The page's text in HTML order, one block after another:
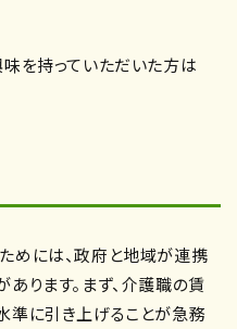
味を持っていただいた方は
めには、政府と地域が連携
ります。まず、介護職の賃
準に引き上げることが急務